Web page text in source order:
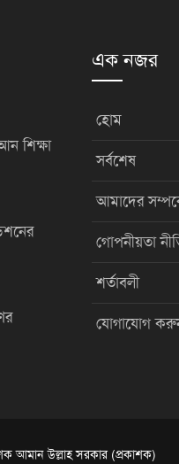
শিক্ষা
এক নজর
হোম
সর্বশেষ
আমাদের
গোপনীয়তা
শর্তাবলী
যোগাযোগ
আমান উল্লাহ সরকার (প্রকাশক)